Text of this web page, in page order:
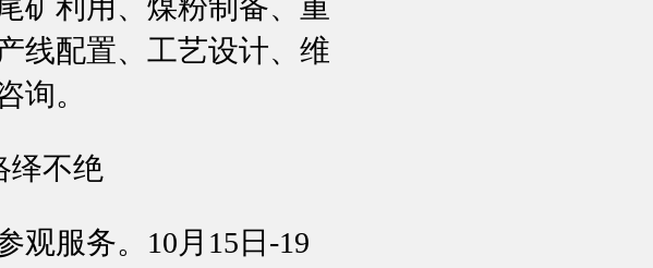
矿利用、煤粉制备、重
线配置、工艺设计、维
询。
绎不绝
观服务。10月15日-19